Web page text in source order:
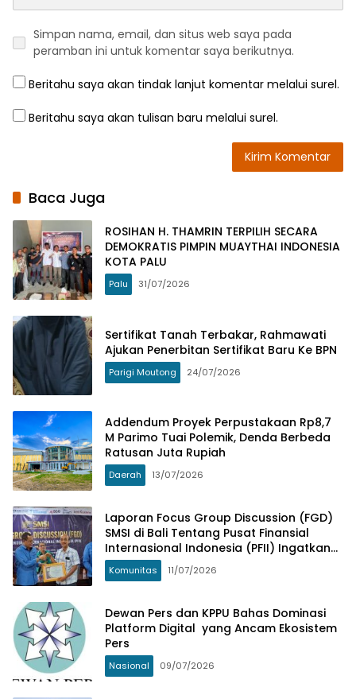
Simpan nama, email, dan situs web saya pada
peramban ini untuk komentar saya berikutnya.
Beritahu saya akan tindak lanjut komentar melalui surel.
Beritahu saya akan tulisan baru melalui surel.
Baca Juga
ROSIHAN H. THAMRIN TERPILIH SECARA
DEMOKRATIS PIMPIN MUAYTHAI INDONESIA
KOTA PALU
Palu 31/07/2026
Sertifikat Tanah Terbakar, Rahmawati
Ajukan Penerbitan Sertifikat Baru Ke BPN
Parigi Moutong 24/07/2026
Addendum Proyek Perpustakaan Rp8,7
M Parimo Tuai Polemik, Denda Berbeda
Ratusan Juta Rupiah
Daerah 13/07/2026
Laporan Focus Group Discussion (FGD)
SMSI di Bali Tentang Pusat Finansial
Internasional Indonesia (PFII) Ingatkan
Risiko Regulatory Arbitrage dan
Penghindaran Pajak
Komunitas 11/07/2026
Dewan Pers dan KPPU Bahas Dominasi
Platform Digital yang Ancam Ekosistem
Pers
Nasional 09/07/2026